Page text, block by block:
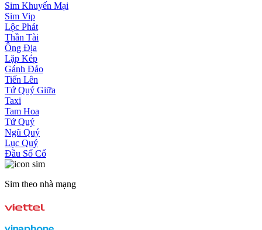
Sim Khuyến Mại
Sim Vip
Lộc Phát
Thần Tài
Ông Địa
Lặp Kép
Gánh Đảo
Tiến Lên
Tứ Quý Giữa
Taxi
Tam Hoa
Tứ Quý
Ngũ Quý
Lục Quý
Đầu Số Cổ
Sim theo nhà mạng